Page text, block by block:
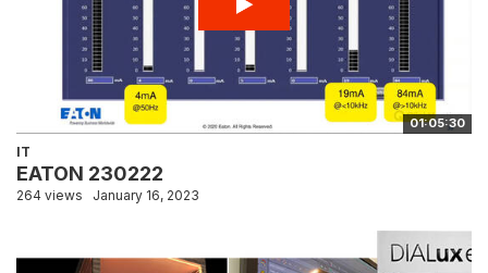
01:05:30
IT
EATON 230222
264 views January 16, 2023